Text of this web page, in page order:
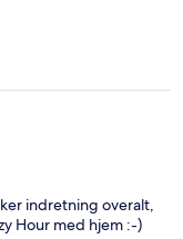
indretning overalt,
Hour med hjem :-)